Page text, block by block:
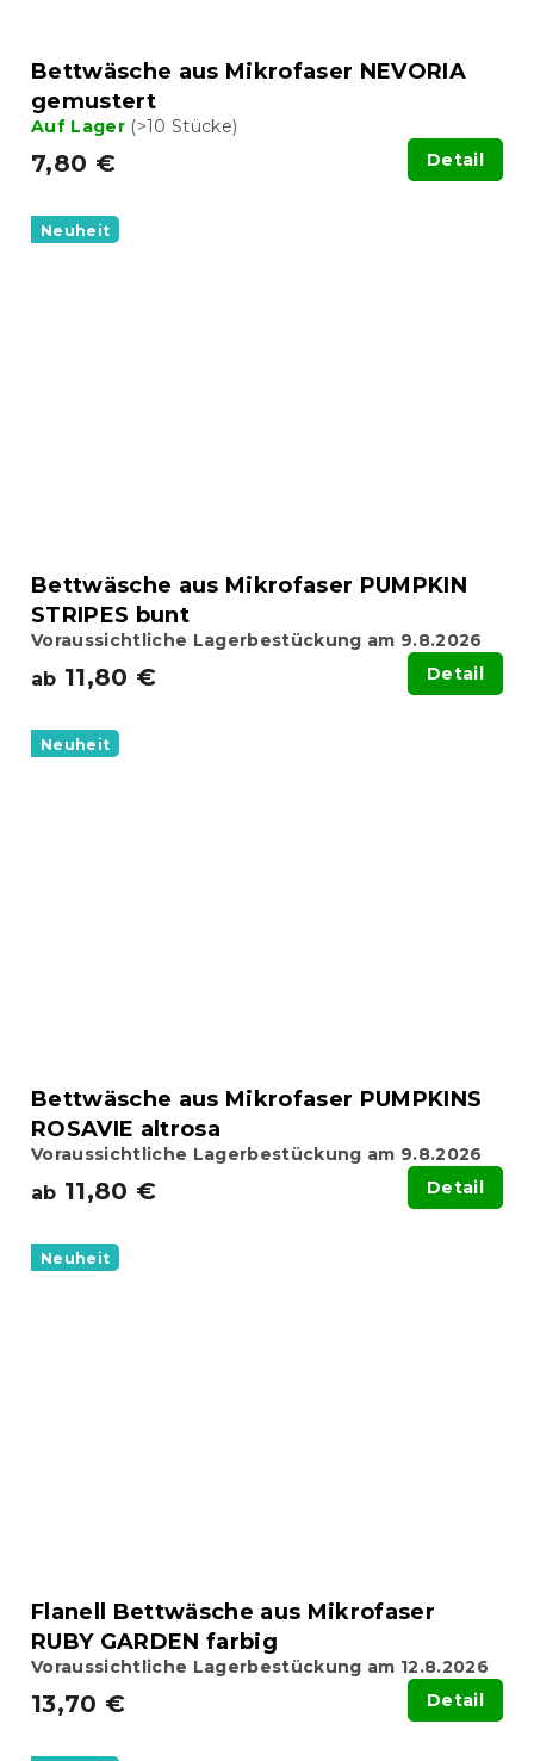
Bettwäsche aus Mikrofaser NEVORIA
gemustert
Auf Lager (>10 Stücke)
7,80 € Detail
Neuheit
Bettwäsche aus Mikrofaser PUMPKIN
STRIPES bunt
Voraussichtliche Lagerbestückung am 9.8.2026
ab 11,80 € Detail
Neuheit
Bettwäsche aus Mikrofaser PUMPKINS
ROSAVIE altrosa
Voraussichtliche Lagerbestückung am 9.8.2026
ab 11,80 € Detail
Neuheit
Flanell Bettwäsche aus Mikrofaser
RUBY GARDEN farbig
Voraussichtliche Lagerbestückung am 12.8.2026
13,70 € Detail